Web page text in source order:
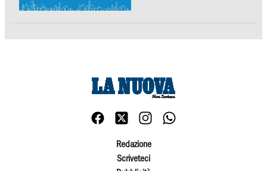
Redazione
Scriveteci